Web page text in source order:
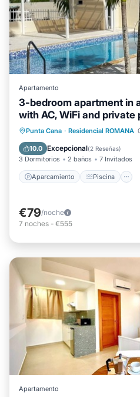
Apartamento
3-bedroom apartment in
with AC, WiFi and private
Punta Cana · Residencial ROMANA
10.0 Excepcional(2 Reseñas)
3 Dormitorios 2 baños 7 Invitados
Aparcamiento Piscina
Aparcamiento
Balcón/Terraza
€79/noche
7 noches - €555
Apartamento